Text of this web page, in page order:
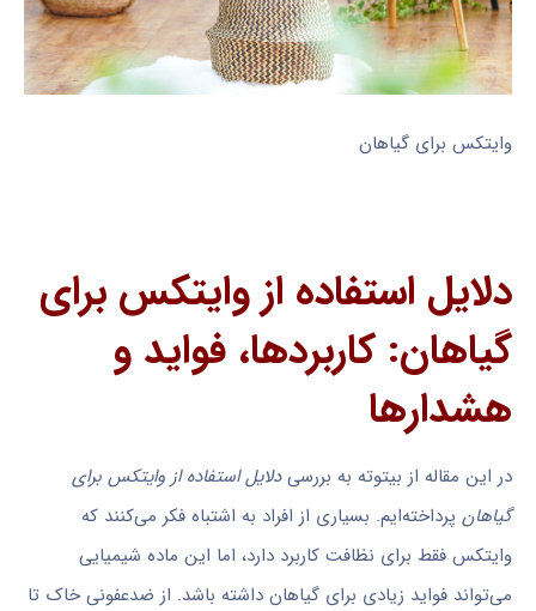
وایتکس برای گیاهان
دلایل استفاده از وایتکس برای
گیاهان: کاربردها، فواید و
هشدارها
در این مقاله از بیتوته به بررسیدلایل استفاده از وایتکس برای
گیاهان پرداخته‌ایم. بسیاری از افراد به اشتباه فکر می‌کنند که
وایتکس فقط برای نظافت کاربرد دارد، اما این ماده شیمیایی
می‌تواند فواید زیادی برای گیاهان داشته باشد. از ضدعفونی خاک تا